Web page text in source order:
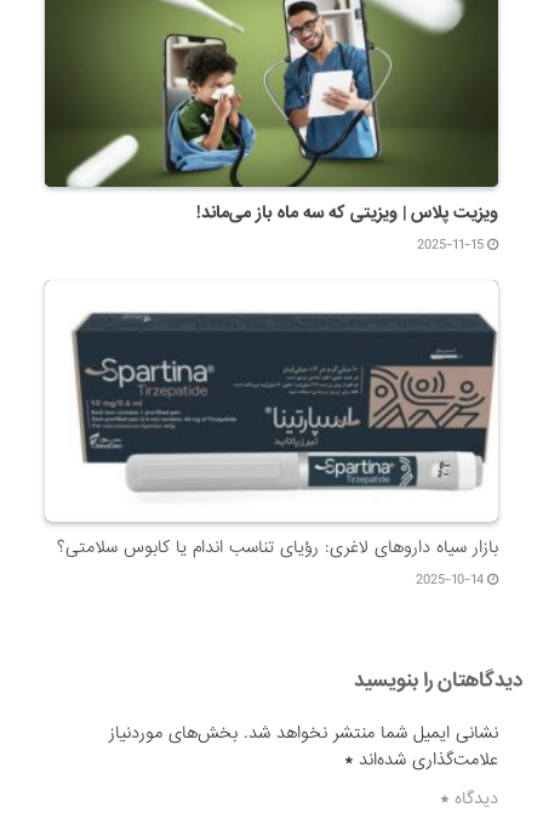
ویزیت پلاس | ویزیتی که سه ماه باز می‌ماند!
2025-11-15
بازار سیاه داروهای لاغری: رؤیای تناسب اندام یا کابوس سلامتی؟
2025-10-14
دیدگاهتان را بنویسید
نشانی ایمیل شما منتشر نخواهد شد. بخش‌های موردنیاز
علامت‌گذاری شده‌اند*
دیدگاه*